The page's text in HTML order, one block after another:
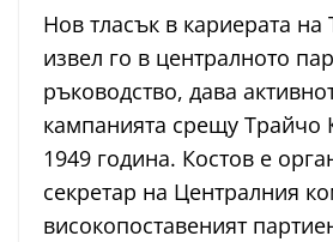
Нов тласък в кариерата
извел го в централното
ръководство, дава
кампанията срещу Трайчо
1949 година. Костов е
секретар на Централния
високопоставеният